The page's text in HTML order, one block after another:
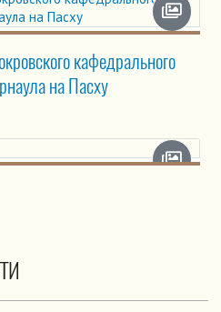
кафедрального
на Пасху